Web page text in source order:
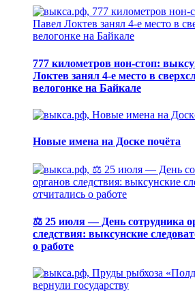
777 километров нон-стоп:
Локтев занял 4-е место в
велогонке на Байкале
Новые имена на Доске почёта
⚖️ 25 июля — День сотрудника
следствия: выксунские
о работе